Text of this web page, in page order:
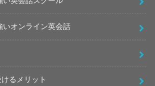
いオンライン英会話
るメリット